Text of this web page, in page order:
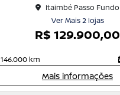
Itaimbé Passo Fundo
Ver Mais 2 lojas
R$ 129.900,00
146.000 km
Mais informações